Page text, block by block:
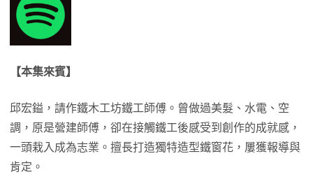
【本集來賓】
邱宏鎰，請作鐵木工坊鐵工師傅。曾做過美髮、水電、空
調，原是營建師傅，卻在接觸鐵工後感受到創作的成就感，
一頭栽入成為志業。擅長打造獨特造型鐵窗花，屢獲報導與
肯定。